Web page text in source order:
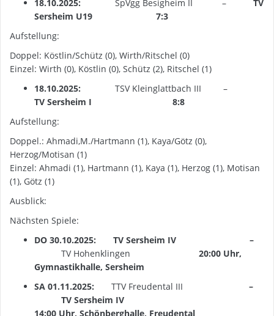
18.10.2025: SpVgg Besigheim II – TV
Sersheim U19
7:3
Aufstellung:
Doppel: Köstlin/Schütz (0), Wirth/Ritschel (0)
Einzel: Wirth (0), Köstlin (0), Schütz (2), Ritschel (1)
18.10.2025: TSV Kleinglattbach III –
TV Sersheim I
8:8
Aufstellung:
Doppel.: Ahmadi,M./Hartmann (1), Kaya/Götz (0),
Herzog/Motisan (1)
Einzel: Ahmadi (1), Hartmann (1), Kaya (1), Herzog (1), Motisan
(1), Götz (1)
Ausblick:
Nächsten Spiele:
DO 30.10.2025: TV Sersheim IV
–
TV Hohenklingen 20:00 Uhr,
Gymnastikhalle, Sersheim
SA 01.11.2025: TTV Freudental III –
TV Sersheim IV
14:00 Uhr, Schönberghalle, Freudental